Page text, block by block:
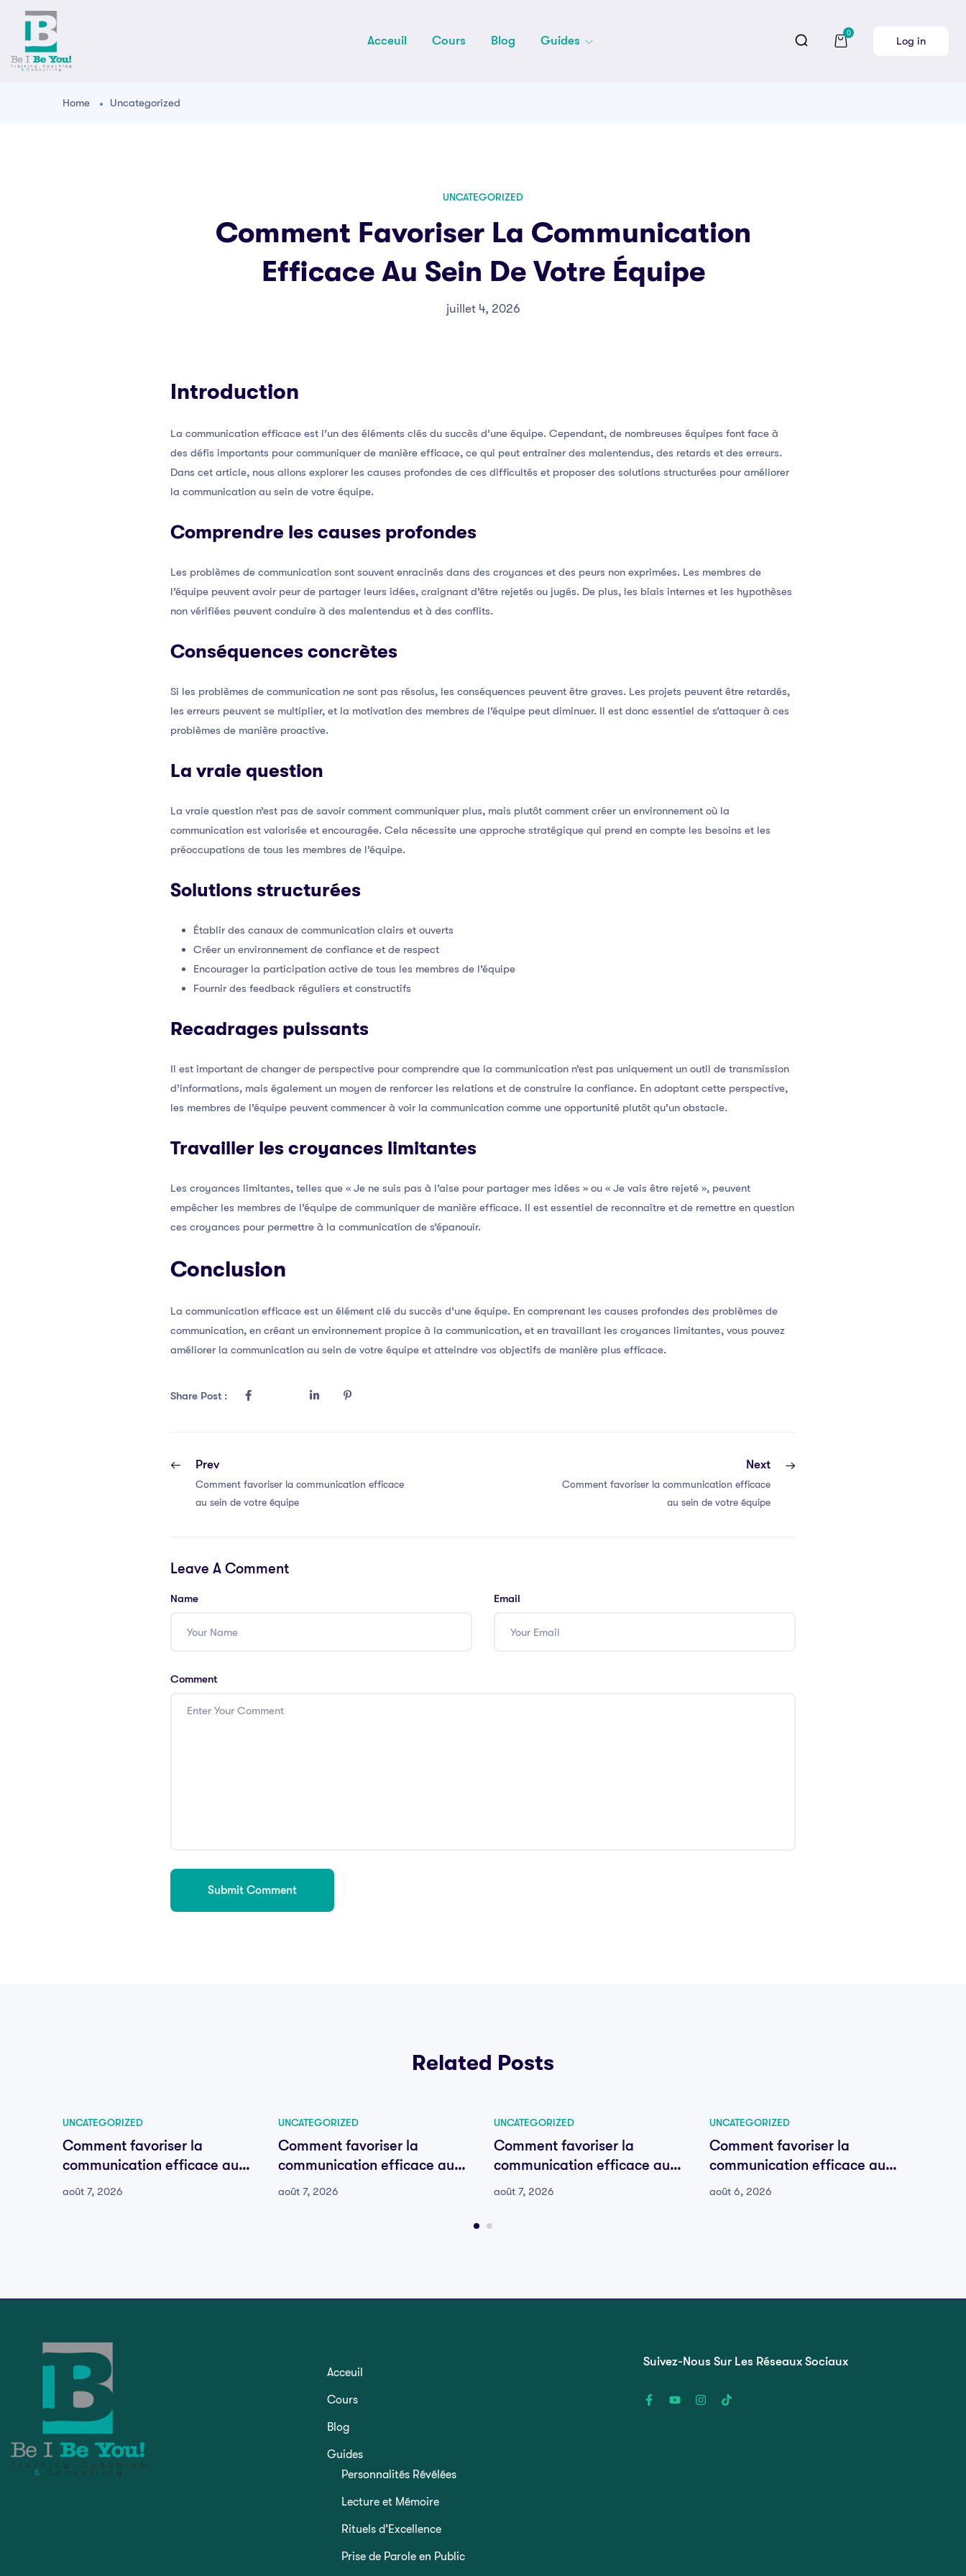
Acceuil Cours Blog Guides
0
Log in
Home Uncategorized
UNCATEGORIZED
Comment Favoriser La Communication
Efficace Au Sein De Votre Équipe
juillet 4, 2026
Introduction
La communication efficace est l’un des éléments clés du succès d’une équipe. Cependant, de nombreuses équipes font face à
des défis importants pour communiquer de manière efficace, ce qui peut entraîner des malentendus, des retards et des erreurs.
Dans cet article, nous allons explorer les causes profondes de ces difficultés et proposer des solutions structurées pour améliorer
la communication au sein de votre équipe.
Comprendre les causes profondes
Les problèmes de communication sont souvent enracinés dans des croyances et des peurs non exprimées. Les membres de
l’équipe peuvent avoir peur de partager leurs idées, craignant d’être rejetés ou jugés. De plus, les biais internes et les hypothèses
non vérifiées peuvent conduire à des malentendus et à des conflits.
Conséquences concrètes
Si les problèmes de communication ne sont pas résolus, les conséquences peuvent être graves. Les projets peuvent être retardés,
les erreurs peuvent se multiplier, et la motivation des membres de l’équipe peut diminuer. Il est donc essentiel de s’attaquer à ces
problèmes de manière proactive.
La vraie question
La vraie question n’est pas de savoir comment communiquer plus, mais plutôt comment créer un environnement où la
communication est valorisée et encouragée. Cela nécessite une approche stratégique qui prend en compte les besoins et les
préoccupations de tous les membres de l’équipe.
Solutions structurées
Établir des canaux de communication clairs et ouverts
Créer un environnement de confiance et de respect
Encourager la participation active de tous les membres de l’équipe
Fournir des feedback réguliers et constructifs
Recadrages puissants
Il est important de changer de perspective pour comprendre que la communication n’est pas uniquement un outil de transmission
d’informations, mais également un moyen de renforcer les relations et de construire la confiance. En adoptant cette perspective,
les membres de l’équipe peuvent commencer à voir la communication comme une opportunité plutôt qu’un obstacle.
Travailler les croyances limitantes
Les croyances limitantes, telles que « Je ne suis pas à l’aise pour partager mes idées » ou « Je vais être rejeté », peuvent
empêcher les membres de l’équipe de communiquer de manière efficace. Il est essentiel de reconnaître et de remettre en question
ces croyances pour permettre à la communication de s’épanouir.
Conclusion
La communication efficace est un élément clé du succès d’une équipe. En comprenant les causes profondes des problèmes de
communication, en créant un environnement propice à la communication, et en travaillant les croyances limitantes, vous pouvez
améliorer la communication au sein de votre équipe et atteindre vos objectifs de manière plus efficace.
Share Post :
Prev
Comment favoriser la communication efficace
au sein de votre équipe
Next
Comment favoriser la communication efficace
au sein de votre équipe
Leave A Comment
Name Email
Comment
Related Posts
UNCATEGORIZED
Comment favoriser la
communication efficace au
sein de votre équipe
août 7, 2026
UNCATEGORIZED
Comment favoriser la
communication efficace au
sein de votre équipe
août 7, 2026
UNCATEGORIZED
Comment favoriser la
communication efficace au
sein de votre équipe
août 7, 2026
UNCATEGORIZED
Comment favoriser la
communication efficace au
sein de votre équipe
août 6, 2026
Acceuil
Cours
Blog
Guides
Personnalités Révélées
Lecture et Mémoire
Rituels d’Excellence
Prise de Parole en Public
Suivez-Nous Sur Les Réseaux Sociaux